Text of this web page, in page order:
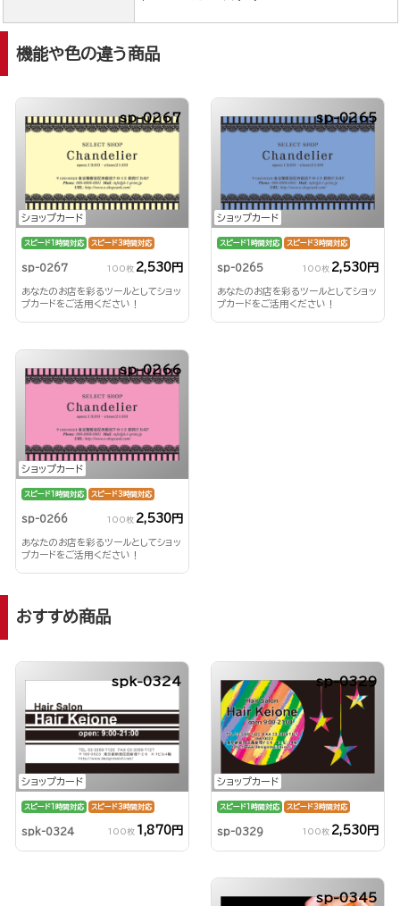
機能や色の違う商品
ショップカード
sp-0267
スピード1時間対応 スピード3時間対応
sp-0267 100枚 2,530円
あなたのお店を彩るツールとしてショッ
プカードをご活用ください！
ショップカード
sp-0265
スピード1時間対応 スピード3時間対応
sp-0265 100枚 2,530円
あなたのお店を彩るツールとしてショッ
プカードをご活用ください！
ショップカード
sp-0266
スピード1時間対応 スピード3時間対応
sp-0266 100枚 2,530円
あなたのお店を彩るツールとしてショッ
プカードをご活用ください！
おすすめ商品
ショップカード
spk-0324
スピード1時間対応 スピード3時間対応
spk-0324 100枚 1,870円
ショップカード
sp-0329
スピード1時間対応 スピード3時間対応
sp-0329 100枚 2,530円
sp-0345